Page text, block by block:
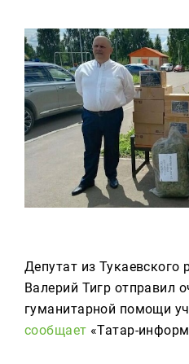
Реклама
Для связи
+7 (843) 570−50−00
reception@tnvtv.ru
Депутат из Тукаевского
Валерий Тигр отправил
гуманитарной помощи
сообщает «Татар-